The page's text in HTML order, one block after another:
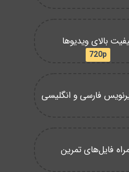
بالای ویدیوها
720p
فارسی و انگلیسی
فایل‌های تمرین